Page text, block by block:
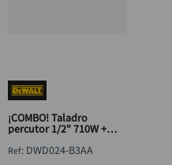
¡COMBO! Taladro
percutor 1/2" 710W +
4.1/2" 750W DEWALT
: DWD024-B3AA